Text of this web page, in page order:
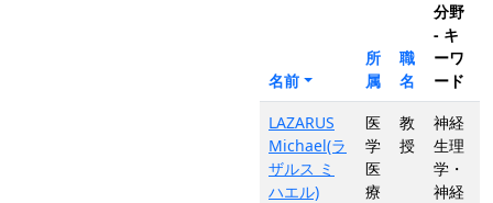
名前
所
属
職
名
分野
- キ
ーワ
ード
LAZARUS
Michael(ラ
ザルス ミ
ハエル)
医
学
医
療
教
授
神経
生理
学・
神経